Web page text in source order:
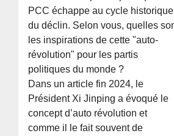
PCC échappe au cycle historique
du déclin. Selon vous, quelles
les inspirations de cette "auto-
révolution" pour les partis
politiques du monde ?
Dans un article fin 2024, le
Président Xi Jinping a évoqué le
concept d’auto révolution et
comme il le fait souvent de